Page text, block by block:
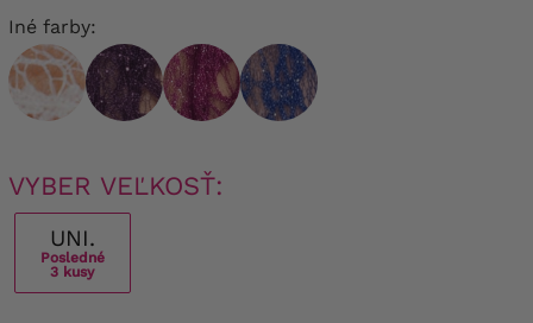
Iné farby:
VYBER VEĽKOSŤ:
UNI.
Posledné
3 kusy